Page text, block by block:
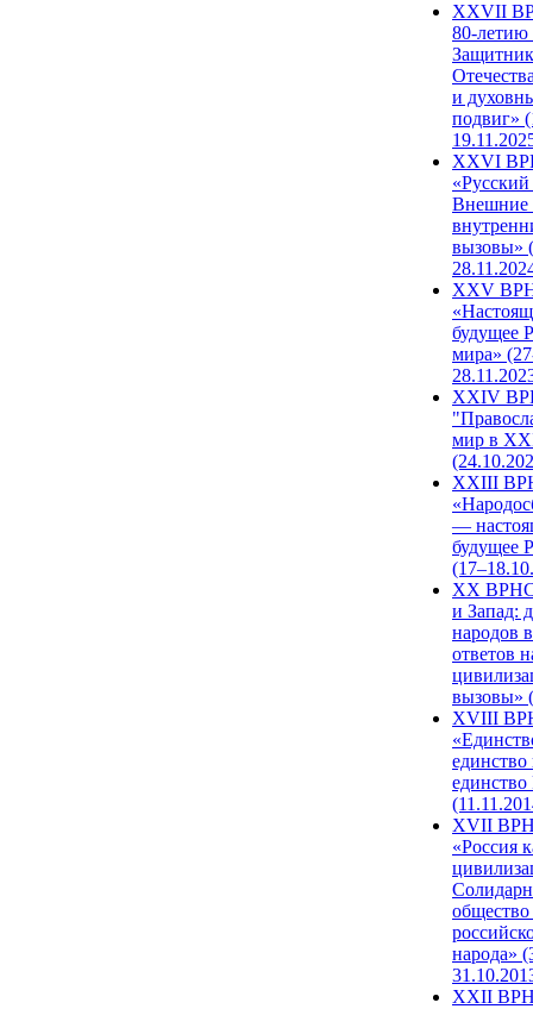
ХХVII
80-
и
подвиг»
XXVI
Внешние
вызовы»
XXV
будущее
мира»
XXIV
мир в
XXIII
—
будущее
XX ВРНС
и Запад:
народов
ответов
вызовы»
XVIII
единство
единство
XVII
«Россия
народа»
XXII